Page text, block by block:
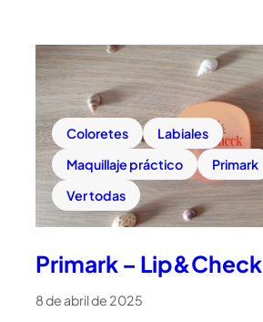
Coloretes
Labiales
Maquillaje práctico
Primark
Ver todas
Primark – Lip&Check
8 de abril de 2025